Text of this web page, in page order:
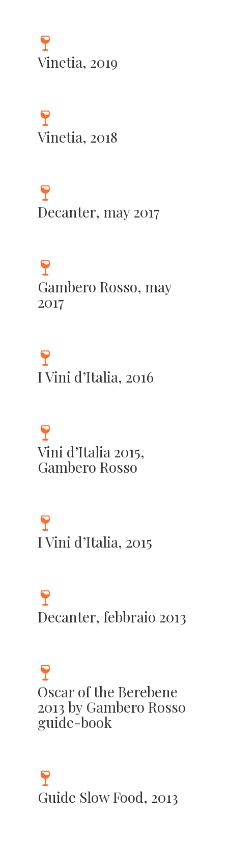
Vinetia, 2019
Vinetia, 2018
Decanter, may 2017
Gambero Rosso, may
2017
I Vini d’Italia, 2016
Vini d’Italia 2015,
Gambero Rosso
I Vini d’Italia, 2015
Decanter, febbraio 2013
Oscar of the Berebene
2013 by Gambero Rosso
guide-book
Guide Slow Food, 2013